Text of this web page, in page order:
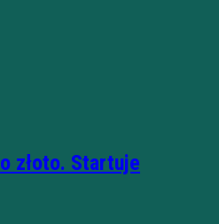
złoto. Startuje